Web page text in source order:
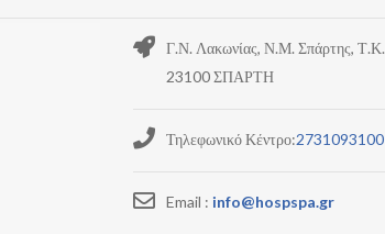
Γ.Ν. Λακωνίας, Ν.Μ. Σπάρτης, Τ.Κ.
23100 ΣΠΑΡΤΗ
Τηλεφωνικό Κέντρο:2731093100
Email : info@hospspa.gr